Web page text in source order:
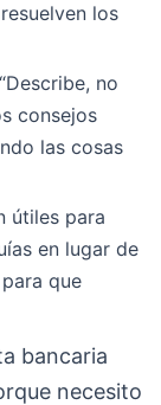
los
no
consejos
las cosas
útiles para
en lugar de
que
bancaria
necesito